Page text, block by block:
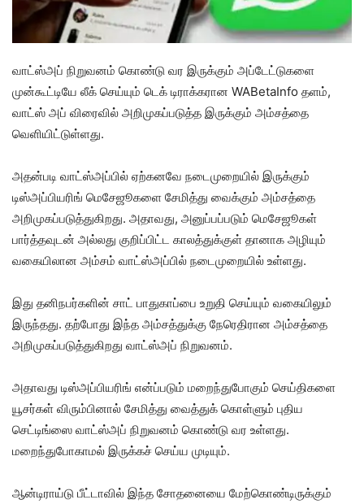
வாட்ஸ்அப் நிறுவனம் கொண்டு வர இருக்கும் அப்டேட்டுகளை
முன்கூட்டியே லீக் செய்யும் டெக் டிராக்கரான WABetaInfo தளம்,
வாட்ஸ் அப் விரைவில் அறிமுகப்படுத்த இருக்கும் அம்சத்தை
வெளியிட்டுள்ளது.
அதன்படி வாட்ஸ்அப்பில் ஏற்கனவே நடைமுறையில் இருக்கும்
டிஸ்அப்பியரிங் மெசேஜூகளை சேமித்து வைக்கும் அம்சத்தை
அறிமுகப்படுத்துகிறது. அதாவது, அனுப்பப்படும் மெசேஜூகள்
பார்த்தவுடன் அல்லது குறிப்பிட்ட காலத்துக்குள் தானாக அழியும்
வகையிலான அம்சம் வாட்ஸ்அப்பில் நடைமுறையில் உள்ளது.
இது தனிநபர்களின் சாட் பாதுகாப்பை உறுதி செய்யும் வகையிலும்
இருந்தது. தற்போது இந்த அம்சத்துக்கு நேரெதிரான அம்சத்தை
அறிமுகப்படுத்துகிறது வாட்ஸ்அப் நிறுவனம்.
அதாவது டிஸ்அப்பியரிங் என்ப்படும் மறைந்துபோகும் செய்திகளை
யூசர்கள் விரும்பினால் சேமித்து வைத்துக் கொள்ளும் புதிய
செட்டிங்ஸை வாட்ஸ்அப் நிறுவனம் கொண்டு வர உள்ளது.
மறைந்துபோகாமல் இருக்கச் செய்ய முடியும்.
ஆன்டிராய்டு பீட்டாவில் இந்த சோதனையை மேற்கொண்டிருக்கும்